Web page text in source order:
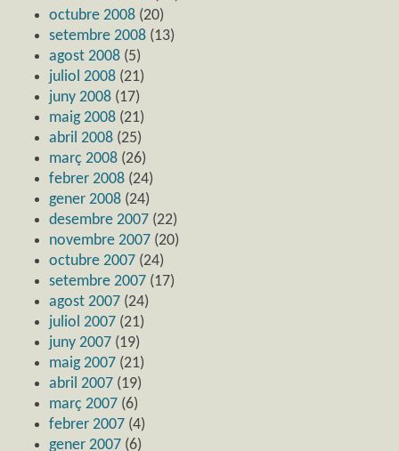
octubre 2008 (20)
setembre 2008 (13)
agost 2008 (5)
juliol 2008 (21)
juny 2008 (17)
maig 2008 (21)
abril 2008 (25)
març 2008 (26)
febrer 2008 (24)
gener 2008 (24)
desembre 2007 (22)
novembre 2007 (20)
octubre 2007 (24)
setembre 2007 (17)
agost 2007 (24)
juliol 2007 (21)
juny 2007 (19)
maig 2007 (21)
abril 2007 (19)
març 2007 (6)
febrer 2007 (4)
gener 2007 (6)